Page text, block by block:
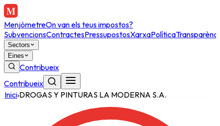
MenjòmetreOn van els teus impostos?
SubvencionsContractesPressupostosXarxaPolítica
Sectors
Eines
Contribueix
Contribueix
Inici›DROGAS Y PINTURAS LA MODERNA S.A.